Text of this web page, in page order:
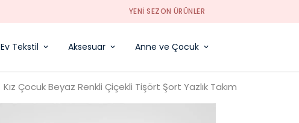
YENI SEZON ÜRÜNLER
Ev Tekstil Aksesuar Anne ve Çocuk
Kız Çocuk Beyaz Renkli Çiçekli Tişört Şort Yazlık Takım